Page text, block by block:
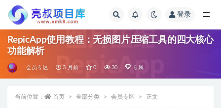
登录
RepicApp使用教程：无损图片压缩工具的四大核心
功能解析
会员专区 3 月前 0 30 专属
当前位置： 首页 全部分类 会员专区 正文